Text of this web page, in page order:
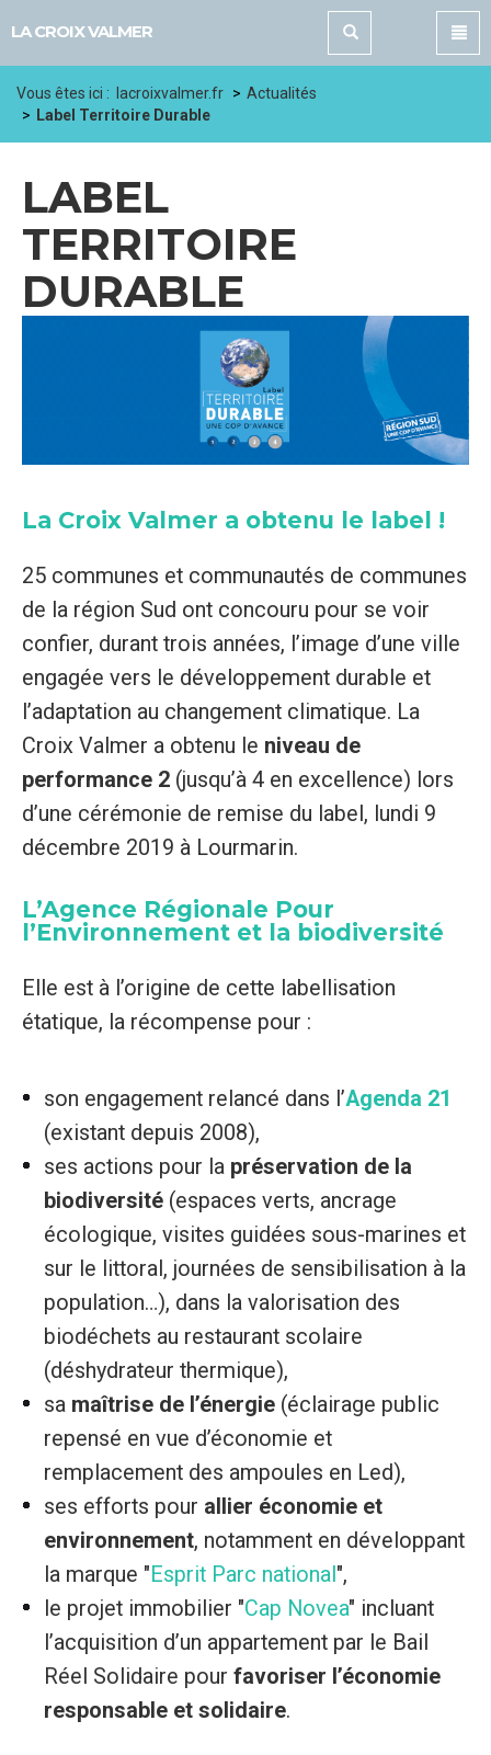
LA CROIX VALMER
Vous êtes ici : lacroixvalmer.fr
Actualités
Label Territoire Durable
LABEL
TERRITOIRE
DURABLE
La Croix Valmer a obtenu le label !
25 communes et communautés de communes
de la région Sud ont concouru pour se voir
confier, durant trois années, l’image d’une ville
engagée vers le développement durable et
l’adaptation au changement climatique. La
Croix Valmer a obtenu le niveau de
performance 2(jusqu’à 4 en excellence) lors
d’une cérémonie de remise du label, lundi 9
décembre 2019 à Lourmarin.
L’Agence Régionale Pour
l’Environnement et la biodiversité
Elle est à l’origine de cette labellisation
étatique, la récompense pour :
son engagement relancé dans l’Agenda 21
(existant depuis 2008),
ses actions pour la préservation de la
biodiversité(espaces verts, ancrage
écologique, visites guidées sous-marines et
sur le littoral, journées de sensibilisation à la
population…), dans la valorisation des
biodéchets au restaurant scolaire
(déshydrateur thermique),
sa maîtrise de l’énergie(éclairage public
repensé en vue d’économie et
remplacement des ampoules en Led),
ses efforts pour allier économie et
environnement, notamment en développant
la marque "Esprit Parc national ",
le projet immobilier "Cap Novea" incluant
l’acquisition d’un appartement par le Bail
Réel Solidaire pour favoriser l’économie
responsable et solidaire.